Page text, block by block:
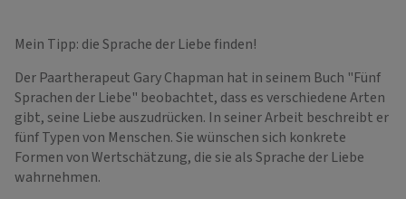
Mein Tipp: die Sprache der Liebe finden!
Der Paartherapeut Gary Chapman hat in seinem Buch "Fünf
Sprachen der Liebe" beobachtet, dass es verschiedene Arten
gibt, seine Liebe auszudrücken. In seiner Arbeit beschreibt er
fünf Typen von Menschen. Sie wünschen sich konkrete
Formen von Wertschätzung, die sie als Sprache der Liebe
wahrnehmen.